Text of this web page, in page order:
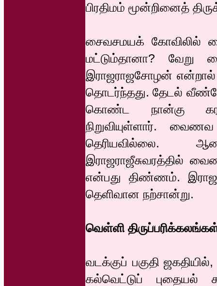
பிரதிமம் மூன்றினைத்
சைவசமயக் கோவிலில்
மட்டும்தானா? வேறு
இராஜராஜசோழன்
தொடர்ந்தது. தேடல்
கொண்ட நான்கு
நிறுவியுள்ளார்.
தெரியவில்லை.
இராஜராஜீசுவரத்தில்
என்பது திண்ணம்.
தெளிவான நற்சான்று.
வெள்ளி
வடக்குப் பகுதி
கல்வெட்டுப் புதையல்